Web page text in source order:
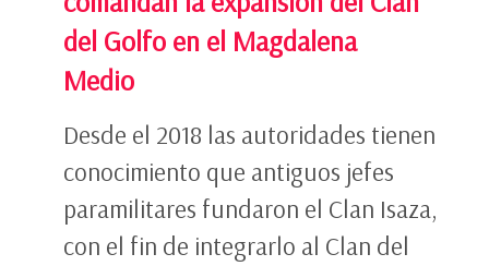
del Golfo en el Magdalena
Medio
Desde el 2018 las autoridades tienen
conocimiento que antiguos jefes
paramilitares fundaron el Clan Isaza,
con el fin de integrarlo al Clan del